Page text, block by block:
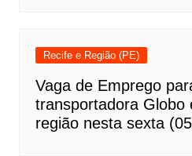
Recife e Região (PE)
Vaga de Emprego
transportadora Globo
região nesta sexta